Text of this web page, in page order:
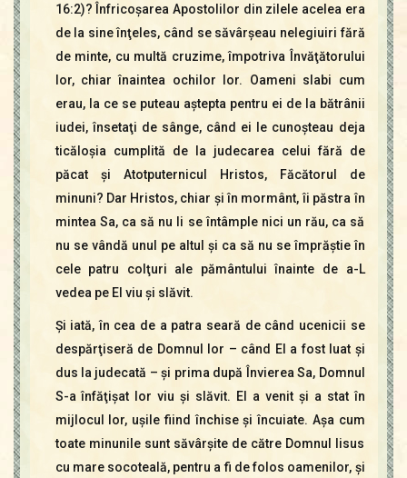
16:2)? Înfricoşarea Apostolilor din zilele acelea era
de la sine înţeles, când se săvârşeau nelegiuiri fără
de minte, cu multă cruzime, împotriva Învăţătorului
lor, chiar înaintea ochilor lor. Oameni slabi cum
erau, la ce se puteau aştepta pentru ei de la bătrânii
iudei, însetaţi de sânge, când ei le cunoşteau deja
ticăloşia cumplită de la judecarea celui fără de
păcat şi Atotputernicul Hristos, Făcătorul de
minuni? Dar Hristos, chiar şi în mormânt, îi păstra în
mintea Sa, ca să nu li se întâmple nici un rău, ca să
nu se vândă unul pe altul şi ca să nu se împrăştie în
cele patru colţuri ale pământului înainte de a-L
vedea pe El viu şi slăvit.
Şi iată, în cea de a patra seară de când ucenicii se
despărţiseră de Domnul lor – când El a fost luat şi
dus la judecată – şi prima după Învierea Sa, Domnul
S-a înfăţişat lor viu şi slăvit. El a venit şi a stat în
mijlocul lor, uşile fiind închise şi încuiate. Aşa cum
toate minunile sunt săvârşite de către Domnul Iisus
cu mare socoteală, pentru a fi de folos oamenilor, şi